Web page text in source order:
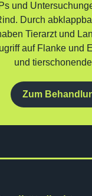
und
Durch
Tierarzt und
auf Flanke und
und
Zum